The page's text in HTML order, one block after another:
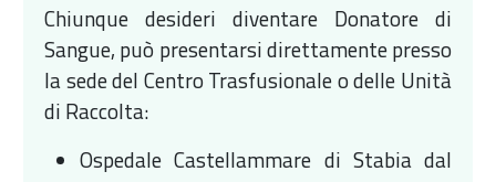
Chiunque desideri diventare Donatore di
Sangue, può presentarsi direttamente presso
la sede del Centro Trasfusionale o delle Unità
di Raccolta:
Ospedale Castellammare di Stabia dal